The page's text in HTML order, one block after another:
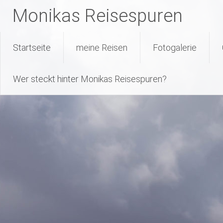
Warning: Attempt to read property "geoplugin_countryCode" on null
Monikas Reisespuren
to
Startseite meine Reisen Fotogalerie
Wer steckt hinter Monikas Reisespuren?